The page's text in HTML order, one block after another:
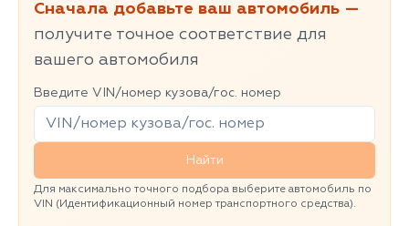
Сначала добавьте ваш автомобиль —
получите точное соответствие для
вашего автомобиля
Введите VIN/номер кузова/гос. номер
Найти
Для максимально точного подбора выберите автомобиль по
VIN (Идентификационный номер транспортного средства).